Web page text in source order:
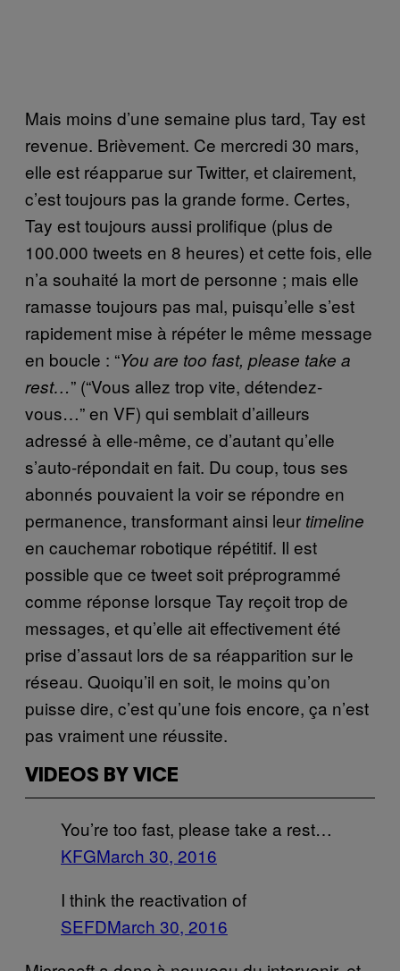
Mais moins d’une semaine plus tard, Tay est
revenue. Brièvement. Ce mercredi 30 mars,
elle est réapparue sur Twitter, et clairement,
c’est toujours pas la grande forme. Certes,
Tay est toujours aussi prolifique (plus de
100.000 tweets en 8 heures) et cette fois, elle
n’a souhaité la mort de personne ; mais elle
ramasse toujours pas mal, puisqu’elle s’est
rapidement mise à répéter le même message
en boucle : “You are too fast, please take a
rest…” (“Vous allez trop vite, détendez-
vous…” en VF) qui semblait d’ailleurs
adressé à elle-même, ce d’autant qu’elle
s’auto-répondait en fait. Du coup, tous ses
abonnés pouvaient la voir se répondre en
permanence, transformant ainsi leur timeline
en cauchemar robotique répétitif. Il est
possible que ce tweet soit préprogrammé
comme réponse lorsque Tay reçoit trop de
messages, et qu’elle ait effectivement été
prise d’assaut lors de sa réapparition sur le
réseau. Quoiqu’il en soit, le moins qu’on
puisse dire, c’est qu’une fois encore, ça n’est
pas vraiment une réussite.
VIDEOS BY VICE
You’re too fast, please take a rest…
KFGMarch 30, 2016
I think the reactivation of
SEFDMarch 30, 2016